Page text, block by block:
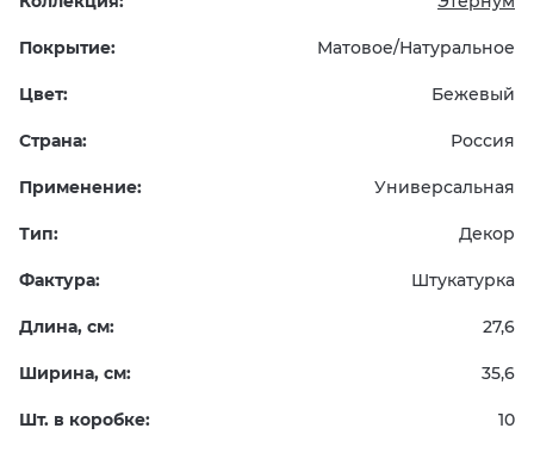
УРАЛЬСКИЙ ГРАНИТ
Покрытие: Матовое/Натуральное
Цвет: Бежевый
Страна: Россия
Применение: Универсальная
Тип: Декор
Фактура: Штукатурка
Длина, см: 27,6
Ширина, см: 35,6
Шт. в коробке: 10